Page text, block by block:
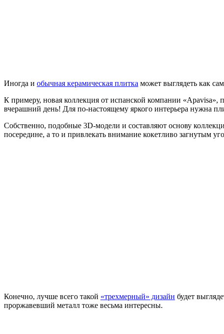
Иногда и обычная керамическая плитка может выглядеть как
К примеру, новая коллекция от испанской компании «Apavisa»,
вчерашний день! Для по-настоящему яркого интерьера нужна
Собственно, подобные 3D-модели и составляют основу
посередине, а то и привлекать внимание кокетливо загнутым
Конечно, лучше всего такой «трехмерный» дизайн будет
проржавевший металл тоже весьма интересны.